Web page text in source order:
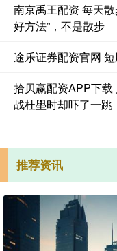
南京禹王配资 每天
好方法”，不是散步
途乐证券配资官网
拾贝赢配资APP下
战杜壆时却吓了一跳
推荐资讯